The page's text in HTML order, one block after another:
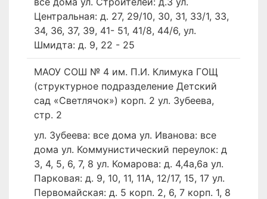
Центральная: д. 27, 29/10, 30, 31, 33/1, 33,
34, 36, 37, 39, 41- 51, 41/8, 44/6, ул.
Шмидта: д. 9, 22 - 25
МАОУ СОШ № 4 им. П.И. Климука ГОЩ
(структурное подразделение Детский
сад «Светлячок») корп. 2 ул. Зубеева,
стр. 2
ул. Зубеева: все дома ул. Иванова: все
дома ул. Коммунистический переулок: д
3, 4, 5, 6, 7, 8 ул. Комарова: д. 4,4а,6а ул.
Парковая: д. 9, 10, 11, 11А, 12/17, 15, 17 ул.
Первомайская: д. 5 корп. 2, 6, 7 корп. 1, 8